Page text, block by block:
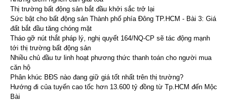
Thị trường bất động sản bắt đầu khởi sắc trở lại
Sức bật cho bất động sản Thành phố phía Đông TP.HCM - Bài 3: Giá
đất bắt đầu tăng chóng mặt
Tháo gỡ nút thắt pháp lý, nghị quyết 164/NQ-CP sẽ tác động mạnh
tới thị trường bất động sản
Nhiều chủ đầu tư linh hoạt phương thức thanh toán cho người mua
căn hộ
Phân khúc BĐS nào đang giữ giá tốt nhất trên thị trường?
Hướng đi của tuyến cao tốc hơn 13.600 tỷ đồng từ Tp.HCM đến Mộc
Bài